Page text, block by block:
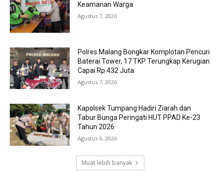
Keamanan Warga
Agustus 7, 2026
Polres Malang Bongkar Komplotan Pencuri
Baterai Tower, 17 TKP Terungkap Kerugian
Capai Rp 432 Juta
Agustus 7, 2026
Kapolsek Tumpang Hadiri Ziarah dan
Tabur Bunga Peringati HUT PPAD Ke-23
Tahun 2026
Agustus 6, 2026
Muat lebih banyak